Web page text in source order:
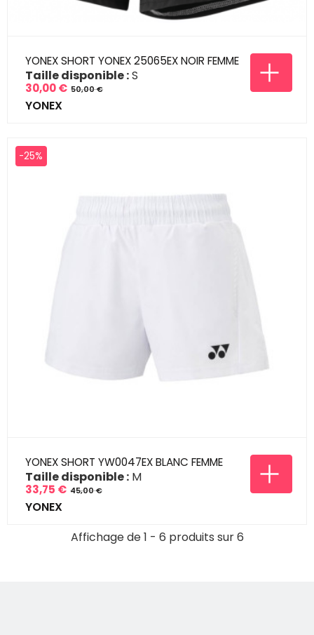
YONEX SHORT YONEX 25065EX NOIR FEMME
Prix
30,00 €
Prix
de
50,00 €
Taille disponible :S
YONEX
YONEX SHORT YW0047EX BLANC FEMME
Prix
33,75 €
Prix
de
45,00 €
Taille disponible : M
YONEX
-25%
Affichage de 1 - 6 produits sur 6